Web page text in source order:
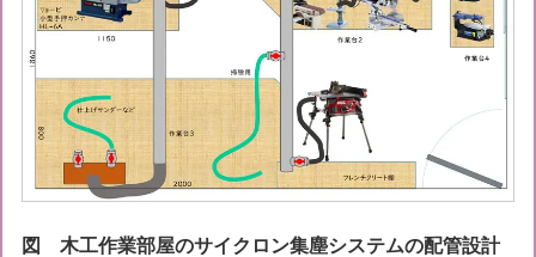
図 木工作業部屋のサイクロン集塵システムの配管設計